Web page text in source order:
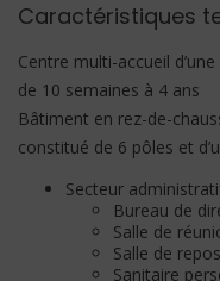
Caractéristiques
Centre multi-accueil
de 10 semaines à 4 ans
Bâtiment en rez-de-
constitué de 6 pôles et
Secteur
Bureau de
Salle de
Salle de repos
Sanitaire